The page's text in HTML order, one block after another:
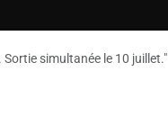
simultanée le 10 juillet."